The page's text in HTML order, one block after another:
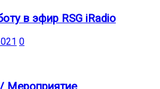
в эфир RSG iRadio
0